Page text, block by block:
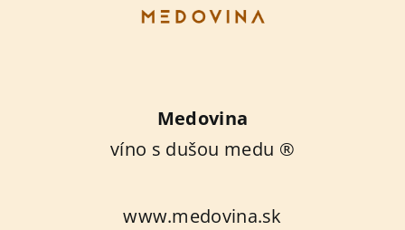
Medovina
víno s dušou medu ®
www.medovina.sk